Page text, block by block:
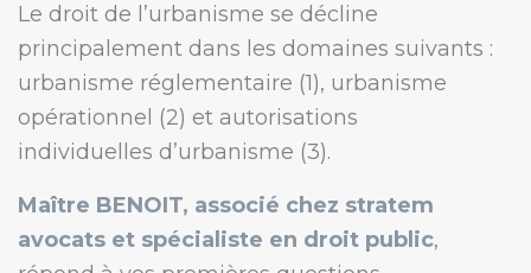
Le droit de l’urbanisme se décline
principalement dans les domaines suivants :
urbanisme réglementaire (1), urbanisme
opérationnel (2) et autorisations
individuelles d’urbanisme (3).
Maître BENOIT, associé chez stratem
avocats et spécialiste en droit public,